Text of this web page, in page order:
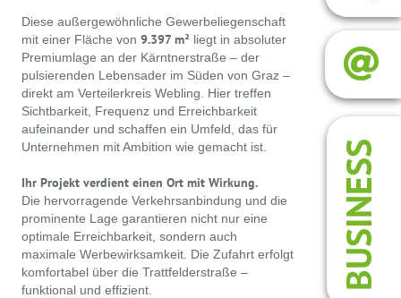
Diese außergewöhnliche Gewerbeliegenschaft
mit einer Fläche von 9.397 m² liegt in absoluter
Premiumlage an der Kärntnerstraße – der
pulsierenden Lebensader im Süden von Graz –
direkt am Verteilerkreis Webling. Hier treffen
Sichtbarkeit, Frequenz und Erreichbarkeit
aufeinander und schaffen ein Umfeld, das für
Unternehmen mit Ambition wie gemacht ist.
Ihr Projekt verdient einen Ort mit Wirkung.
Die hervorragende Verkehrsanbindung und die
prominente Lage garantieren nicht nur eine
optimale Erreichbarkeit, sondern auch
maximale Werbewirksamkeit. Die Zufahrt erfolgt
komfortabel über die Trattfelderstraße –
funktional und effizient.
BUSINESS